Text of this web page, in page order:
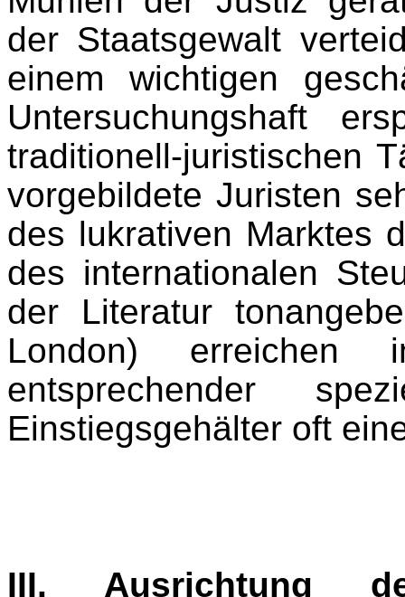
der Staatsgewalt
einem wichtigen
Untersuchungshaft
traditionell-juristischen
vorgebildete Juristen
des lukrativen Marktes
des internationalen
der Literatur
London)
entsprechender
Einstiegsgehälter oft
III. Ausrichtung